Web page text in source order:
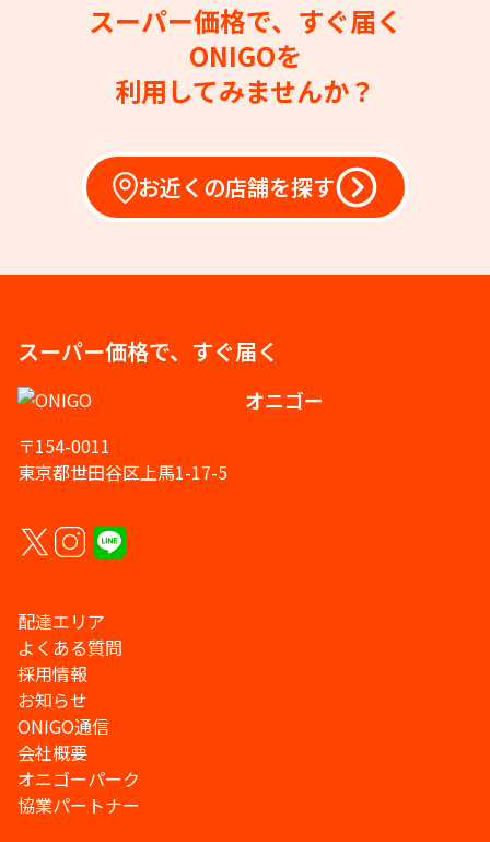
スーパー価格で、すぐ届く
ONIGOを
利用してみませんか？
お近くの店舗を探す
スーパー価格で、すぐ届く
オニゴー
〒154-0011
東京都世田谷区上馬1-17-5
配達エリア
よくある質問
採用情報
お知らせ
ONIGO通信
会社概要
オニゴーパーク
協業パートナー